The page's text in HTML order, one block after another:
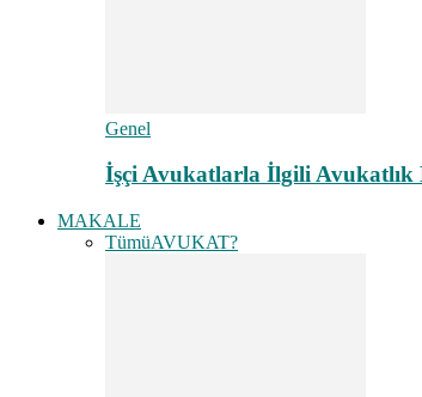
Genel
İşçi Avukatlarla İlgili Avukatlık
MAKALE
TümüAVUKAT?